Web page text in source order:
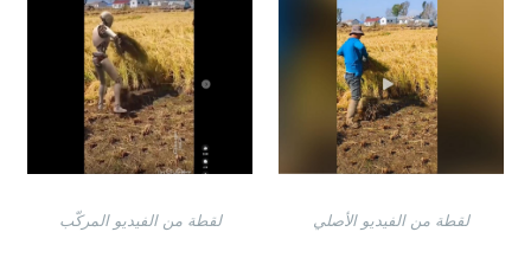
لقطة من الفيديو الأصلي لقطة من الفيديو المركّب